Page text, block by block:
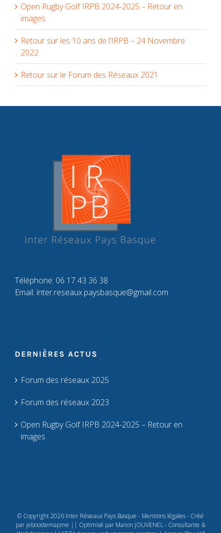
Open Rugby Golf IRPB 2024-2025 – Retour en
images
Retour sur les 10 ans de l’IRPB – 24 Novembre
2022
Retour sur le Forum des Réseaux 2021
Téléphone: 06 17 43 36 38
Email: inter.reseaux.paysbasque@gmail.com
DERNIÈRES ACTUS
Forum des réseaux 2025
Forum des réseaux 2023
Open Rugby Golf IRPB 2024-2025 – Retour en
images
© Copyright 2026 Inter Réseaux Pays Basque - Mentions légales- Créé
par jeboostemapme || Optimisé par Manon JOUVENEL - Consultante &